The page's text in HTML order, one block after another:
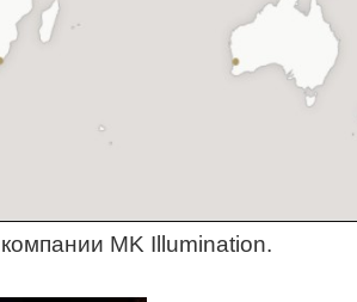
MK Illumination.